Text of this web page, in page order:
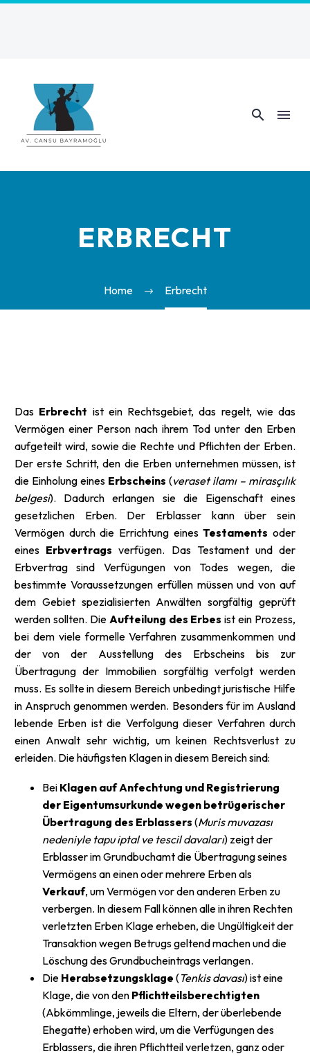
ERBRECHT
Home Erbrecht
Das Erbrecht ist ein Rechtsgebiet, das regelt, wie das
Vermögen einer Person nach ihrem Tod unter den Erben
aufgeteilt wird, sowie die Rechte und Pflichten der Erben.
Der erste Schritt, den die Erben unternehmen müssen, ist
die Einholung eines Erbscheins (veraset ilamı – mirasçılık
belgesi). Dadurch erlangen sie die Eigenschaft eines
gesetzlichen Erben. Der Erblasser kann über sein
Vermögen durch die Errichtung einesTestaments oder
eines Erbvertrags verfügen. Das Testament und der
Erbvertrag sind Verfügungen von Todes wegen, die
bestimmte Voraussetzungen erfüllen müssen und von auf
dem Gebiet spezialisierten Anwälten sorgfältig geprüft
werden sollten. Die Aufteilung des Erbes ist ein Prozess,
bei dem viele formelle Verfahren zusammenkommen und
der von der Ausstellung des Erbscheins bis zur
Übertragung der Immobilien sorgfältig verfolgt werden
muss. Es sollte in diesem Bereich unbedingt juristische Hilfe
in Anspruch genommen werden. Besonders für im Ausland
lebende Erben ist die Verfolgung dieser Verfahren durch
einen Anwalt sehr wichtig, um keinen Rechtsverlust zu
erleiden. Die häufigsten Klagen in diesem Bereich sind:
Bei Klagen auf Anfechtung und Registrierung
der Eigentumsurkunde wegen betrügerischer
Übertragung des Erblassers (Muris muvazası
nedeniyle tapu iptal ve tescil davaları) zeigt der
Erblasser im Grundbuchamt die Übertragung seines
Vermögens an einen oder mehrere Erben als
Verkauf, um Vermögen vor den anderen Erben zu
verbergen. In diesem Fall können alle in ihren Rechten
verletzten Erben Klage erheben, die Ungültigkeit der
Transaktion wegen Betrugs geltend machen und die
Löschung des Grundbucheintrags verlangen.
Die Herabsetzungsklage (Tenkis davası) ist eine
Klage, die von den Pflichtteilsberechtigten
(Abkömmlinge, jeweils die Eltern, der überlebende
Ehegatte) erhoben wird, um die Verfügungen des
Erblassers, die ihren Pflichtteil verletzen, ganz oder